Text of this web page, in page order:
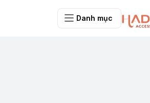
Danh mục